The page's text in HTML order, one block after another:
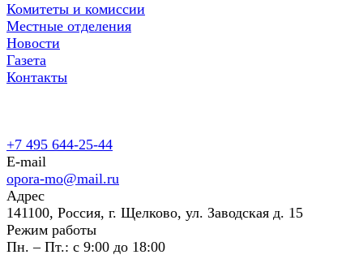
Комитеты и комиссии
Местные отделения
Новости
Газета
Контакты
+7 495 644-25-44
E-mail
opora-mo@mail.ru
Адрес
141100, Россия, г. Щелково, ул. Заводская д. 15
Режим работы
Пн. – Пт.: с 9:00 до 18:00